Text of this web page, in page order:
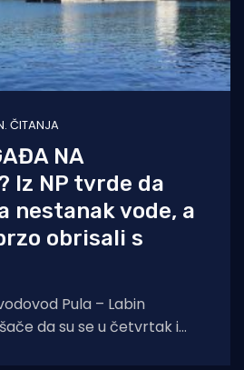
ČITANJA
NA
Iz NP tvrde da
nestanak vode, a
obrisali s
Pula – Labin
da su se u četvrtak i